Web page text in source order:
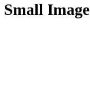
Small Image